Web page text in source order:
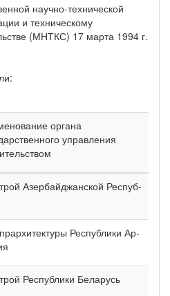
научно-технической
и техническому
(МНТКС) 17 марта 1994 г.
органа
управления
Азербайджанской Респуб­
Республики Ар­
Республики Беларусь